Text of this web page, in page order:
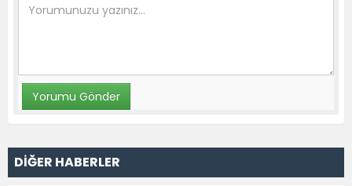
DİĞER HABERLER